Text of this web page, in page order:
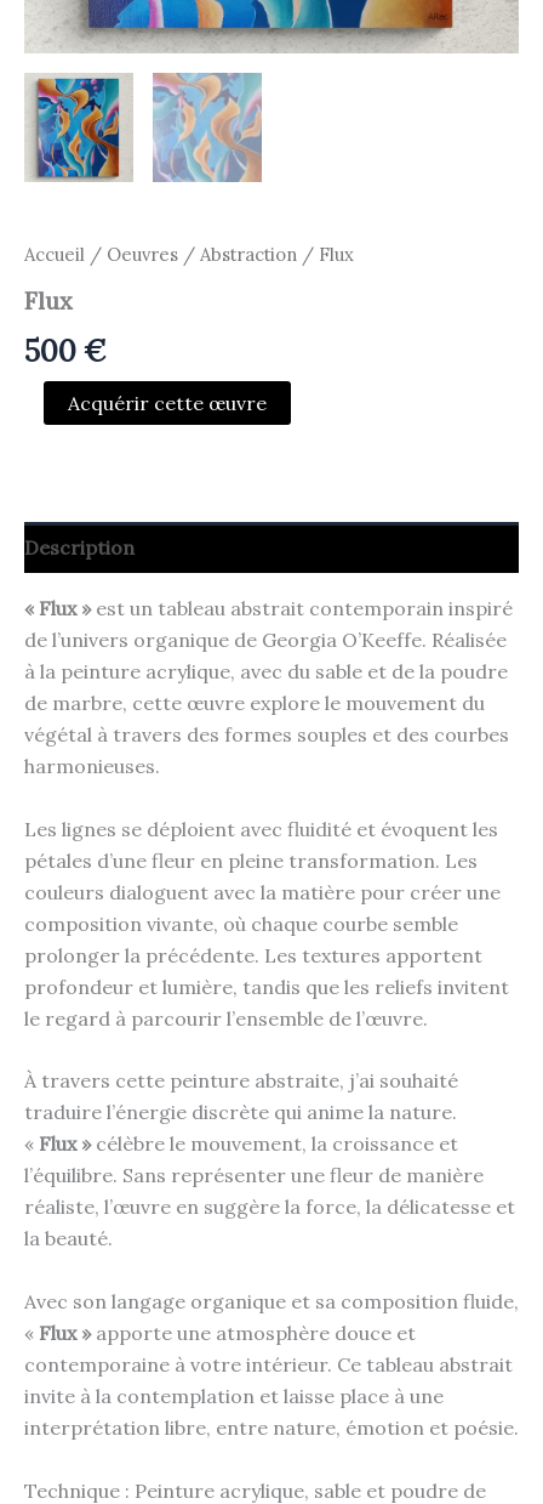
Accueil / Oeuvres / Abstraction / Flux
Flux
500€
quantitéAcquérir cette œuvre
Description
« Flux »est un tableau abstrait contemporain inspiré
de l’univers organique de Georgia O’Keeffe. Réalisée
à la peinture acrylique, avec du sable et de la poudre
de marbre, cette œuvre explore le mouvement du
végétal à travers des formes souples et des courbes
harmonieuses.
Les lignes se déploient avec fluidité et évoquent les
pétales d’une fleur en pleine transformation. Les
couleurs dialoguent avec la matière pour créer une
composition vivante, où chaque courbe semble
prolonger la précédente. Les textures apportent
profondeur et lumière, tandis que les reliefs invitent
le regard à parcourir l’ensemble de l’œuvre.
À travers cette peinture abstraite, j’ai souhaité
traduire l’énergie discrète qui anime la nature.
« Flux »célèbre le mouvement, la croissance et
l’équilibre. Sans représenter une fleur de manière
réaliste, l’œuvre en suggère la force, la délicatesse et
la beauté.
Avec son langage organique et sa composition fluide,
« Flux »apporte une atmosphère douce et
contemporaine à votre intérieur. Ce tableau abstrait
invite à la contemplation et laisse place à une
interprétation libre, entre nature, émotion et poésie.
Technique : Peinture acrylique, sable et poudre de